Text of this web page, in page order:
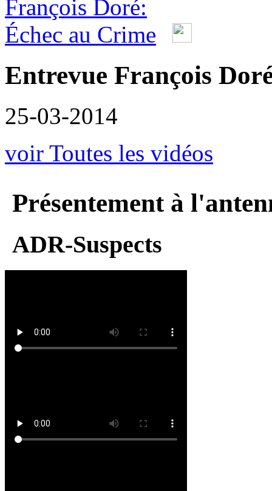
Entrevue François
25-03-2014
voir Toutes les vidéos
Présentement à
ADR-Suspects